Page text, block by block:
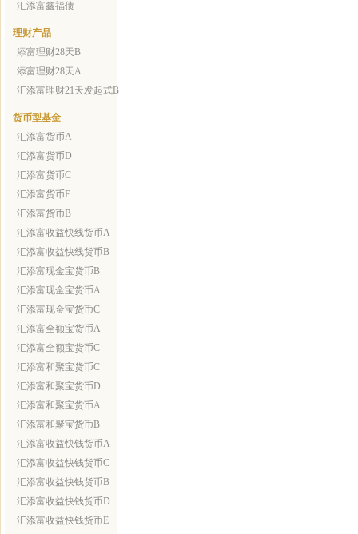
汇添富鑫福债
理财产品
添富理财28天B
添富理财28天A
汇添富理财21天发起式B
货币型基金
汇添富货币A
汇添富货币D
汇添富货币C
汇添富货币E
汇添富货币B
汇添富收益快线货币A
汇添富收益快线货币B
汇添富现金宝货币B
汇添富现金宝货币A
汇添富现金宝货币C
汇添富全额宝货币A
汇添富全额宝货币C
汇添富和聚宝货币C
汇添富和聚宝货币D
汇添富和聚宝货币A
汇添富和聚宝货币B
汇添富收益快钱货币A
汇添富收益快钱货币C
汇添富收益快钱货币B
汇添富收益快钱货币D
汇添富收益快钱货币E